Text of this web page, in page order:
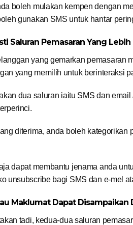
boleh mulakan kempen dengan
gunakan SMS untuk hantar
Saluran Pemasaran Yang
yang gemarkan pemasaran
yang memilih untuk berinteraksi
dua saluran iaitu SMS dan email
diterima, anda boleh
dapat membantu jenama anda
unsubscribe bagi SMS dan e-mel
Maklumat Dapat Disampaikan
tadi, kedua-dua saluran